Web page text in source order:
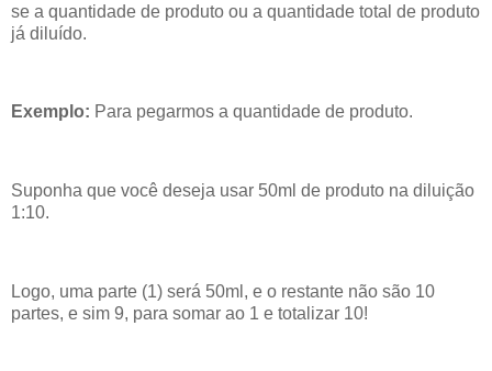
se a quantidade de produto ou a quantidade total de produto
já diluído.
Exemplo: Para pegarmos a quantidade de produto.
Suponha que você deseja usar 50ml de produto na diluição
1:10.
Logo, uma parte (1) será 50ml, e o restante não são 10
partes, e sim 9, para somar ao 1 e totalizar 10!